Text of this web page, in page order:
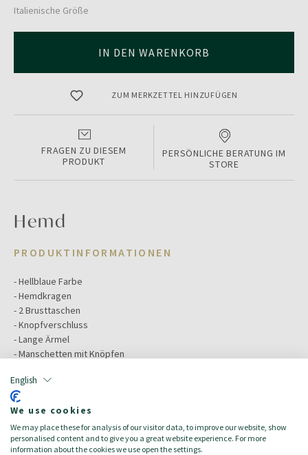
English
We use cookies
We may place these for analysis of our visitor data, to improve our website, show
personalised content and to give you a great website experience. For more
information about the cookies we use open the settings.
Italienische Größe
IN DEN WARENKORB
ZUM MERKZETTEL HINZUFÜGEN
FRAGEN ZU DIESEM
PRODUKT
PERSÖNLICHE BERATUNG IM
STORE
Hemd
PRODUKTINFORMATIONEN
- Hellblaue Farbe
- Hemdkragen
- 2 Brusttaschen
- Knopfverschluss
- Lange Ärmel
- Manschetten mit Knöpfen
Color:
Größe: 6A
Zielgruppe: Buben/Bambino
Zusammensetzung: 100% Baumwolle